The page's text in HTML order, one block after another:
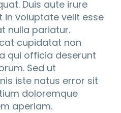
Duis aute irure
in voluptate velit esse
nulla pariatur.
cupidatat non
qui officia deserunt
Sed ut
iste natus error sit
doloremque
aperiam.